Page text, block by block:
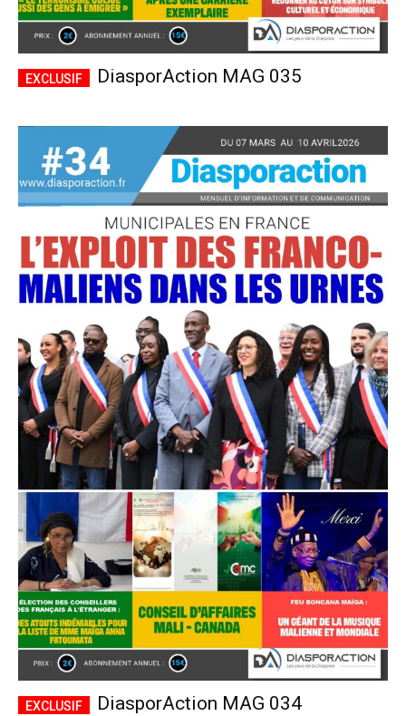
DiasporAction MAG 035
DiasporAction MAG 034